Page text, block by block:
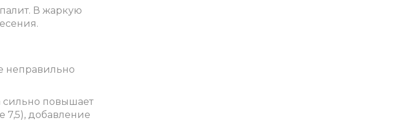
В жаркую
неправильно
сильно повышает
7,5), добавление